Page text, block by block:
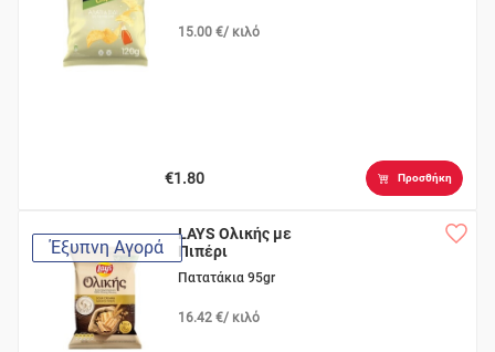
15.00 €/ κιλό
€1.80 Προσθήκη
Έξυπνη Αγορά
LAYS Ολικής με
Πιπέρι
Πατατάκια 95gr
16.42 €/ κιλό